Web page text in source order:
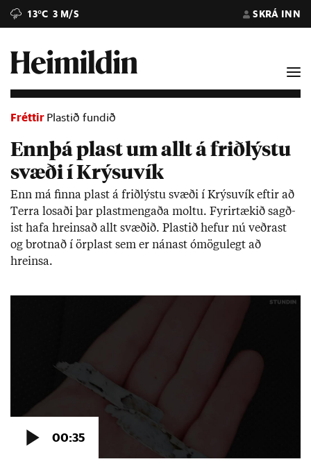
13°C 3 M/S SKRÁ INN
Fréttir Plastið fundið
Ennþá plast um allt á friðlýstu
svæði í Krýsuvík
Enn má finna plast á frið­lýstu svæði í Krýsu­vík eft­ir að
Terra los­aði þar plast­meng­aða moltu. Fyr­ir­tæk­ið sagð­
ist hafa hreins­að allt svæð­ið. Plast­ið hef­ur nú veðr­ast
og brotn­að í örplast sem er nán­ast ómögu­legt að
hreinsa.